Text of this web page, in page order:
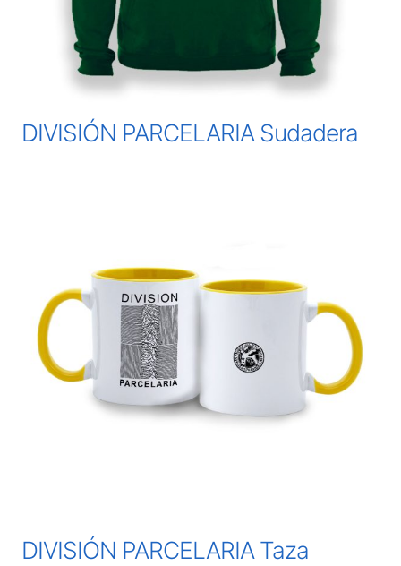
DIVISIÓN PARCELARIA Sudadera
DIVISIÓN PARCELARIA Taza